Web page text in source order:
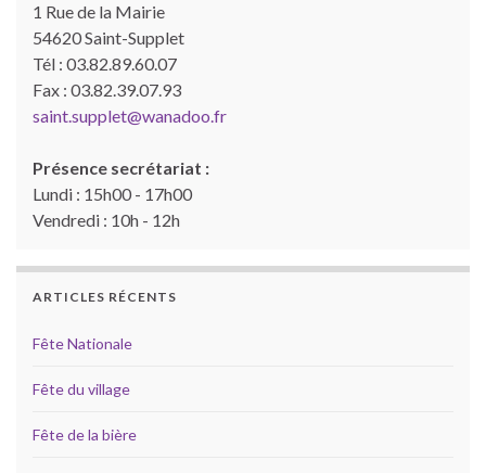
1 Rue de la Mairie
54620 Saint-Supplet
Tél : 03.82.89.60.07
Fax : 03.82.39.07.93
saint.supplet@wanadoo.fr
Présence secrétariat :
Lundi : 15h00 - 17h00
Vendredi : 10h - 12h
ARTICLES RÉCENTS
Fête Nationale
Fête du village
Fête de la bière